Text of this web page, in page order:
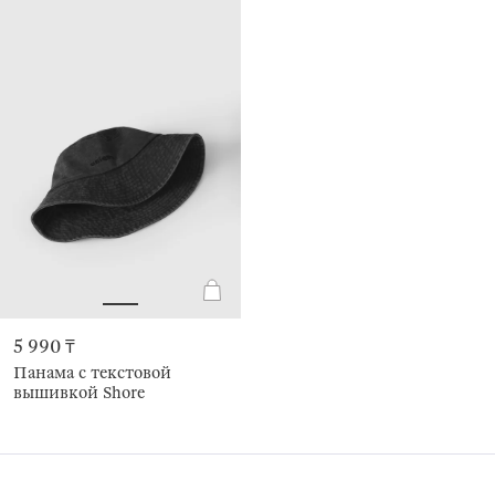
5 990 ₸
Панама с текстовой
вышивкой Shore